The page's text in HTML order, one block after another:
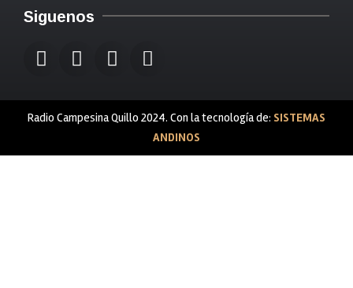
Siguenos
Radio Campesina Quillo 2024. Con la tecnología de: SISTEMAS
ANDINOS